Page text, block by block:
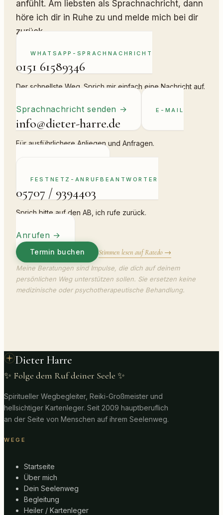
anfühlt. Am liebsten als Sprachnachricht, dann
höre ich dir in Ruhe zu und melde mich bei dir
zurück.
WHATSAPP-SPRACHNACHRICHT
0151 61589346
Der schnellste Weg. Sprich mir einfach eine Nachricht auf.
Sprachnachricht senden → E-MAIL
info@dieter-harre.de
Für ausführlichere Anliegen und Anfragen.
FESTNETZ-ANRUFBEANTWORTER
05707 / 9394403
Sprich bitte auf den AB, ich rufe zurück.
Anrufen →
Termin buchen Stimmen lesen auf Ratedo →
Meine Beratungen sind Impulse, die dich auf deinem
persönlichen Weg unterstützen sollen. Sie ersetzen keine
medizinische oder psychotherapeutische Behandlung.
Dieter Harre
✨ Folge dem Ruf deiner Seele ✨
Spiritueller Wegbegleiter, Reiki-Großmeister und
hellsichtiger Kartenleger. Seit 2009 hauptberuflich
an der Seite von Menschen auf ihrem Seelenweg.
WEGE
Startseite
Über mich
Dein Seelenweg
Begleitung
Heiler / Kartenleger